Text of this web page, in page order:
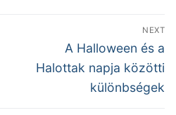
NEXT
Next
post:
A Halloween és a
Halottak napja közötti
különbségek